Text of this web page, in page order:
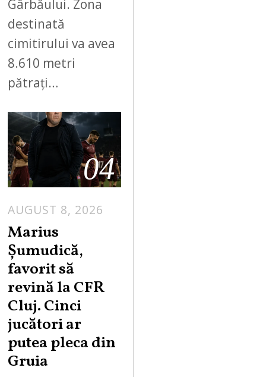
Gârbăului. Zona
destinată
cimitirului va avea
8.610 metri
pătrați…
04
AUGUST 8, 2026
Marius
Șumudică,
favorit să
revină la CFR
Cluj. Cinci
jucători ar
putea pleca din
Gruia